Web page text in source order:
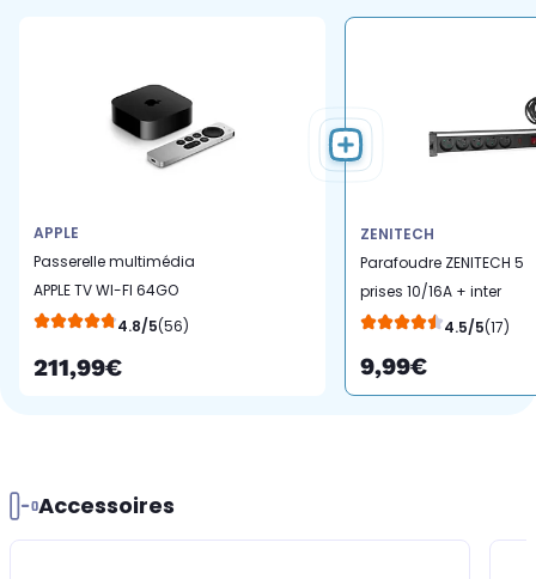
APPLE
Passerelle multimédia
APPLE TV WI-FI 64GO
2022
4.8/5(56)
211,99€
ZENITECH
Parafoudre ZENITECH 5
prises 10/16A + inter
Chrome
4.5/5(17)
9,99€
Accessoires